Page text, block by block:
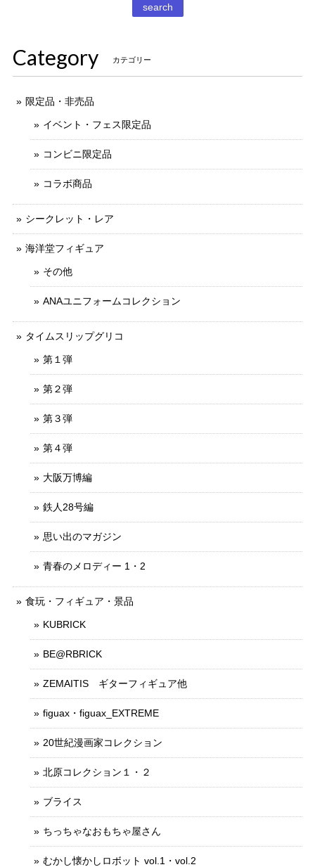
丁寧な梱包で本日受け取りました。 だるまストーブ探してた
のでとても嬉しいです 扇風機もブタの蚊取り線香も可愛いで
search
Category カテゴリー
限定品・非売品
イベント・フェス限定品
コンビニ限定品
コラボ商品
シークレット・レア
海洋堂フィギュア
その他
ANAユニフォームコレクション
タイムスリップグリコ
第１弾
第２弾
第３弾
第４弾
大阪万博編
鉄人28号編
思い出のマガジン
青春のメロディー 1・2
食玩・フィギュア・景品
KUBRICK
BE@RBRICK
ZEMAITIS ギターフィギュア他
figuax・figuax_EXTREME
20世紀漫画家コレクション
北原コレクション１・２
ブライス
ちっちゃなおもちゃ屋さん
むかし懐かしロボット vol.1・vol.2